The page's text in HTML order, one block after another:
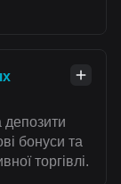
депозити
бонуси та
торгівлі.